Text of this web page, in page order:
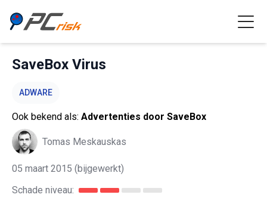
SaveBox Virus
ADWARE
Ook bekend als: Advertenties door SaveBox
Tomas Meskauskas
05 maart 2015 (bijgewerkt)
Schade niveau: